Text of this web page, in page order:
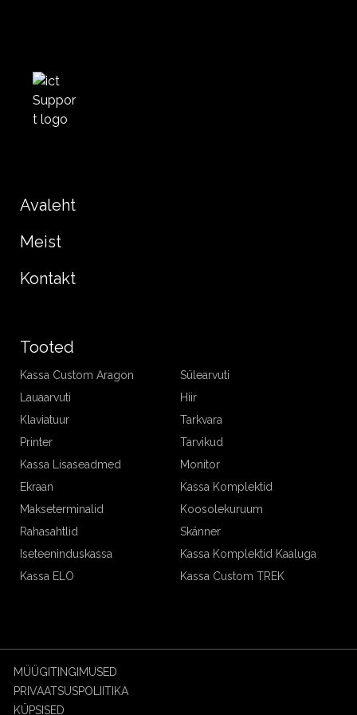
Avaleht
Meist
Kontakt
Tooted
Kassa Custom Aragon
Sülearvuti
Lauaarvuti
Hiir
Klaviatuur
Tarkvara
Printer
Tarvikud
Kassa Lisaseadmed
Monitor
Ekraan
Kassa Komplektid
Makseterminalid
Koosolekuruum
Rahasahtlid
Skänner
Iseteeninduskassa
Kassa Komplektid Kaaluga
Kassa ELO
Kassa Custom TREK
MÜÜGITINGIMUSED
PRIVAATSUSPOLIITIKA
KÜPSISED